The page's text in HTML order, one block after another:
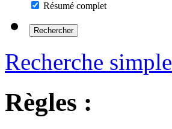
Résumé complet
Recherche simple
Règles :